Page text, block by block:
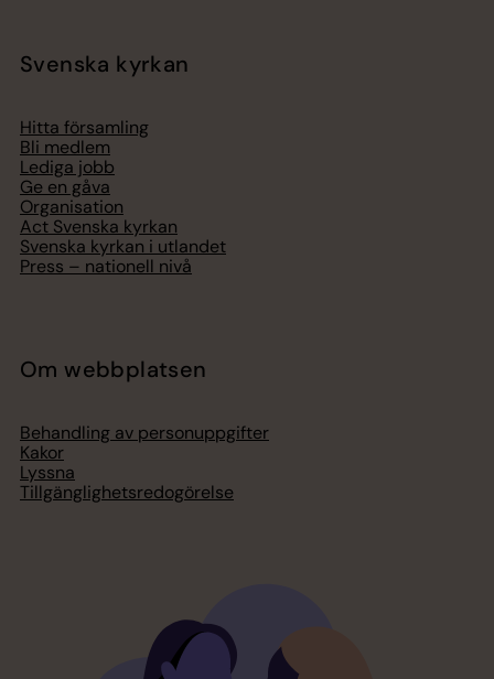
Svenska kyrkan
Hitta församling
Bli medlem
Lediga jobb
Ge en gåva
Organisation
Act Svenska kyrkan
Svenska kyrkan i utlandet
Press – nationell nivå
Om webbplatsen
Behandling av personuppgifter
Kakor
Lyssna
Tillgänglighetsredogörelse